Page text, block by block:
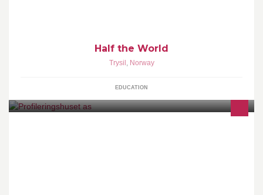
Half the World
Trysil , Norway
EDUCATION